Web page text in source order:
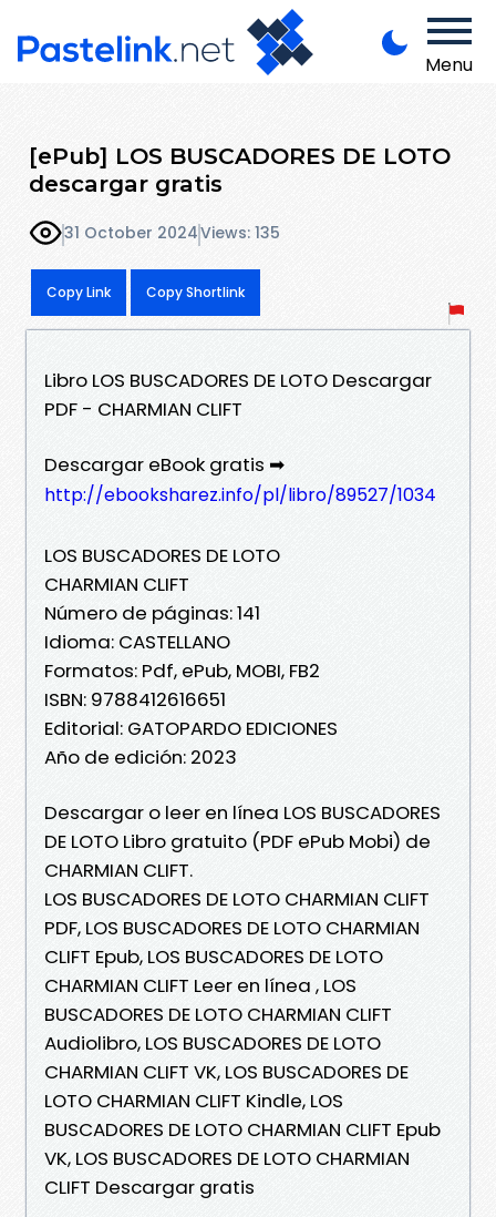
Menu
[ePub] LOS BUSCADORES DE LOTO
descargar gratis
31 October 2024Views: 135
Copy Link Copy Shortlink
Libro LOS BUSCADORES DE LOTO Descargar
PDF - CHARMIAN CLIFT
Descargar eBook gratis ➡
http://ebooksharez.info/pl/libro/89527/1034
LOS BUSCADORES DE LOTO
CHARMIAN CLIFT
Número de páginas: 141
Idioma: CASTELLANO
Formatos: Pdf, ePub, MOBI, FB2
ISBN: 9788412616651
Editorial: GATOPARDO EDICIONES
Año de edición: 2023
Descargar o leer en línea LOS BUSCADORES
DE LOTO Libro gratuito (PDF ePub Mobi) de
CHARMIAN CLIFT.
LOS BUSCADORES DE LOTO CHARMIAN CLIFT
PDF, LOS BUSCADORES DE LOTO CHARMIAN
CLIFT Epub, LOS BUSCADORES DE LOTO
CHARMIAN CLIFT Leer en línea , LOS
BUSCADORES DE LOTO CHARMIAN CLIFT
Audiolibro, LOS BUSCADORES DE LOTO
CHARMIAN CLIFT VK, LOS BUSCADORES DE
LOTO CHARMIAN CLIFT Kindle, LOS
BUSCADORES DE LOTO CHARMIAN CLIFT Epub
VK, LOS BUSCADORES DE LOTO CHARMIAN
CLIFT Descargar gratis